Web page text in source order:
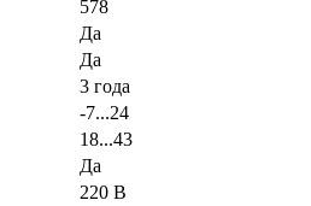
578
Да
Да
3 года
-7...24
18...43
Да
220 В